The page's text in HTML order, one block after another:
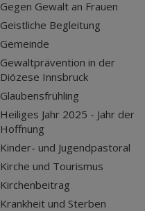
Gegen Gewalt an Frauen
Geistliche Begleitung
Gemeinde
Gewaltprävention in der
Diözese Innsbruck
Glaubensfrühling
Heiliges Jahr 2025 - Jahr der
Hoffnung
Kinder- und Jugendpastoral
Kirche und Tourismus
Kirchenbeitrag
Krankheit und Sterben